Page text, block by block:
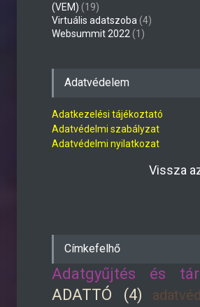
(VEM) (19)
Virtuális adatszoba (4)
Websummit 2022 (1)
Adatvédelem
Adatkezelési tájékoztató
Adatvédelmi szabályzat
Adatvédelmi nyilatkozat
Vissza
Címkefelhő
Adatgyűjtés és
ADATTÓ (4)